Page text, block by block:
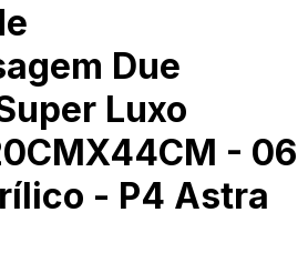
Due
Luxo
- 06
- P4 Astra